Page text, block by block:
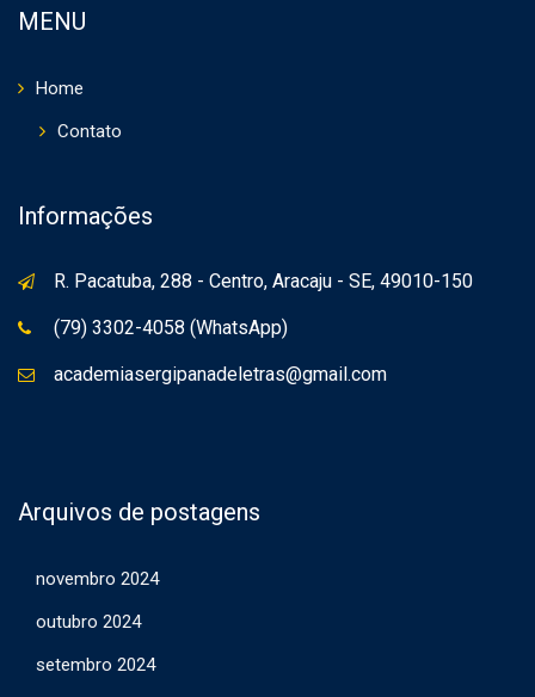
MENU
Home
Contato
Informações
R. Pacatuba, 288 - Centro, Aracaju - SE, 49010-150
(79) 3302-4058 (WhatsApp)
academiasergipanadeletras@gmail.com
Arquivos de postagens
novembro 2024
outubro 2024
setembro 2024